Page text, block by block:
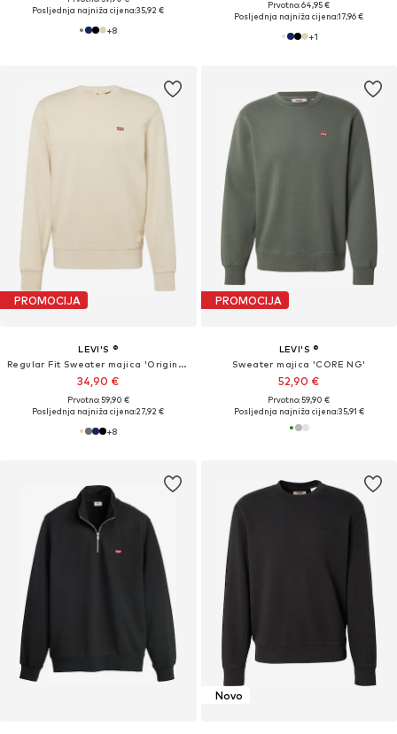
Posljednja najniža cijena:35,92 €
+8
Prvotno: 64,95 €
Posljednja najniža cijena:17,96 €
+1
PROMOCIJA
LEVI'S ®
Regular Fit Sweater majica 'Original Housemark Crewneck Sweatshirt'
34,90 €
Prvotno: 59,90 €
Posljednja najniža cijena:27,92 €
+8
PROMOCIJA
LEVI'S ®
Sweater majica 'CORE NG'
52,90 €
Prvotno: 59,90 €
Posljednja najniža cijena:35,91 €
Novo